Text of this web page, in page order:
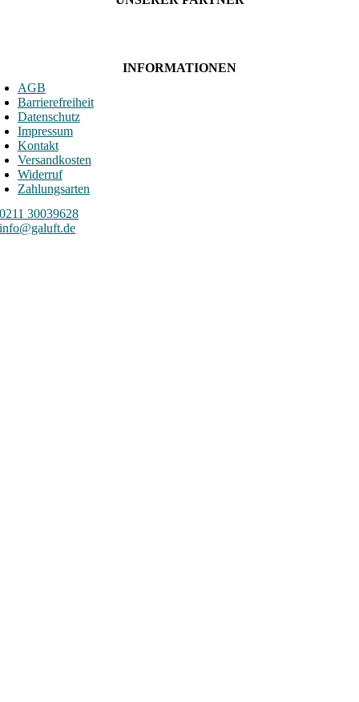
INFORMATIONEN
AGB
Barrierefreiheit
Datenschutz
Impressum
Kontakt
Versandkosten
Widerruf
Zahlungsarten
0211 30039628
info@galuft.de